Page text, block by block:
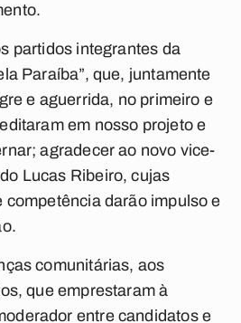
partidos integrantes da
Paraíba”, que, juntamente
e aguerrida, no primeiro e
em nosso projeto e
agradecer ao novo vice-
Lucas Ribeiro, cujas
competência darão impulso e
comunitárias, aos
que emprestaram à
entre candidatos e